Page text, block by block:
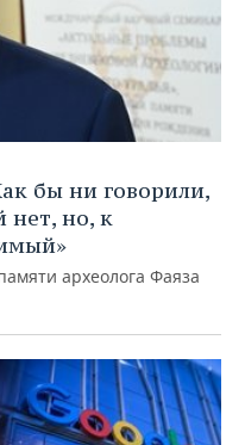
бы ни говорили,
нет, но, к
археолога Фаяза